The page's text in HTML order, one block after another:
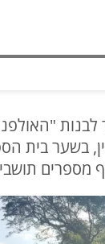
ה-07.10 בבית